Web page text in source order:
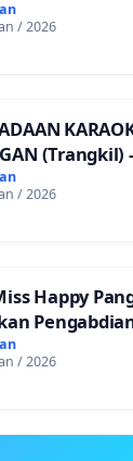
/ 2026
(Trangkil) -
PATI
/ 2026
Happy
/ 2026